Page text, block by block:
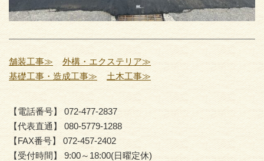
舗装工事≫
外構・エクステリア≫
基礎工事・造成工事≫
土木工事≫
【電話番号】 072-477-2837
【代表直通】 080-5779-1288
【FAX番号】 072-457-2402
【受付時間】 9:00～18:00(日曜定休)